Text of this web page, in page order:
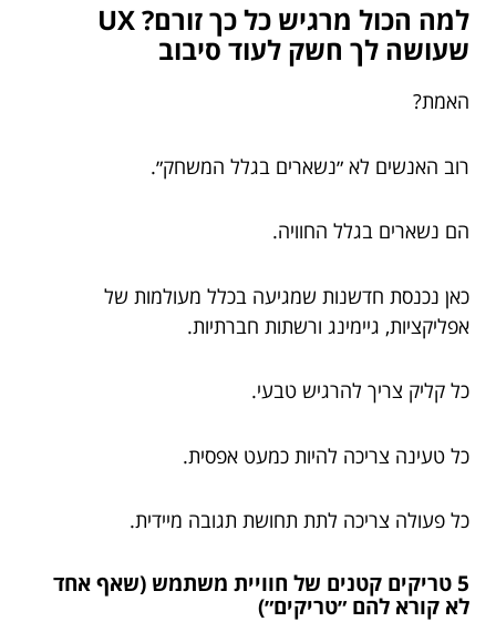
למה הכול מרגיש כל כך זורם? UX
שעושה לך חשק לעוד סיבוב
האמת?
רוב האנשים לא ״נשארים בגלל המשחק״.
הם נשארים בגלל החוויה.
כאן נכנסת חדשנות שמגיעה בכלל מעולמות של
אפליקציות, גיימינג ורשתות חברתיות.
כל קליק צריך להרגיש טבעי.
כל טעינה צריכה להיות כמעט אפסית.
כל פעולה צריכה לתת תחושת תגובה מיידית.
5 טריקים קטנים של חוויית משתמש (שאף אחד
לא קורא להם ״טריקים״)